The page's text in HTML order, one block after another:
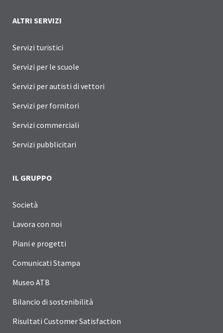
ALTRI SERVIZI
Servizi turistici
Servizi per le scuole
Servizi per autisti di vettori
Servizi per fornitori
Servizi commerciali
Servizi pubblicitari
IL GRUPPO
Società
Lavora con noi
Piani e progetti
Comunicati Stampa
Museo ATB
Bilancio di sostenibilità
Risultati Customer Satisfaction